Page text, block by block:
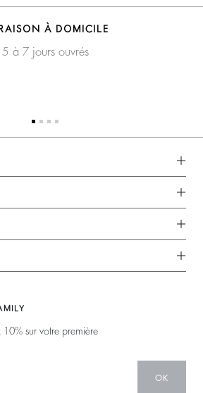
À DOMICILE
5 à 7 jours ouvrés
10% sur votre première
OK